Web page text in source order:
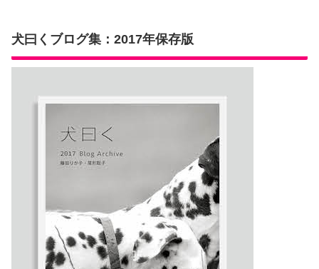
犬曰くブログ集：2017年保存版